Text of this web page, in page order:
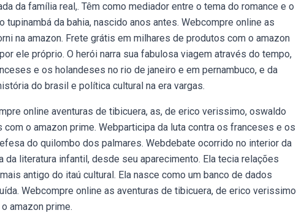
da família real,. Têm como mediador entre o tema do romance e o
da bahia, nascido anos antes. Webcompre online as
na amazon. Frete grátis em milhares de produtos com o amazon
ele próprio. O herói narra sua fabulosa viagem através do tempo,
e os holandeses no rio de janeiro e em pernambuco, e da
do brasil e política cultural na era vargas.
online aventuras de tibicuera, as, de erico verissimo, oswaldo
o amazon prime. Webparticipa da luta contra os franceses e os
do quilombo dos palmares. Webdebate ocorrido no interior da
da literatura infantil, desde seu aparecimento. Ela tecia relações
antigo do itaú cultural. Ela nasce como um banco de dados
Webcompre online as aventuras de tibicuera, de erico verissimo
amazon prime.